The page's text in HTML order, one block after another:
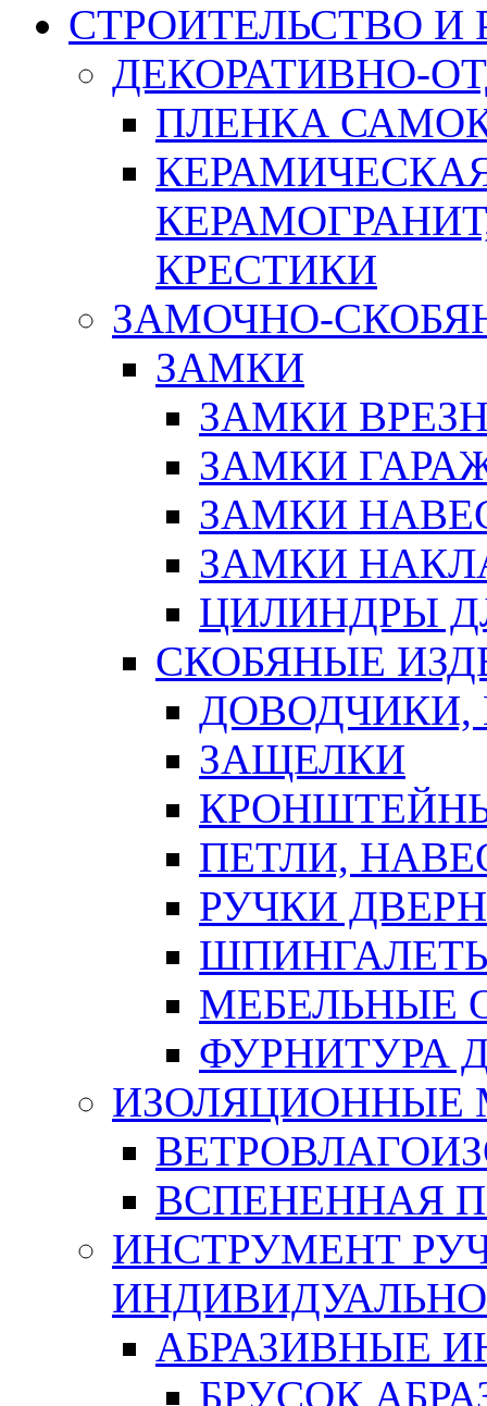
СТРОИТЕЛЬСТВО И
ДЕКОРАТИВНО-
ПЛЕНКА
КРЕСТИКИ
ЗАМОЧНО-
ЗАМКИ
ЗАМКИ
ЗАМКИ
ЗАМКИ
ЗАМКИ
ЦИЛИНДРЫ
СКОБЯНЫЕ
ЗАЩЕЛКИ
ПЕТЛИ,
РУЧКИ
МЕБЕЛЬНЫЕ
ФУРНИТУРА
ИЗОЛЯЦИОННЫЕ
ВСПЕНЕННАЯ
ИНСТРУМЕНТ
АБРАЗИВНЫЕ
БРУСОК